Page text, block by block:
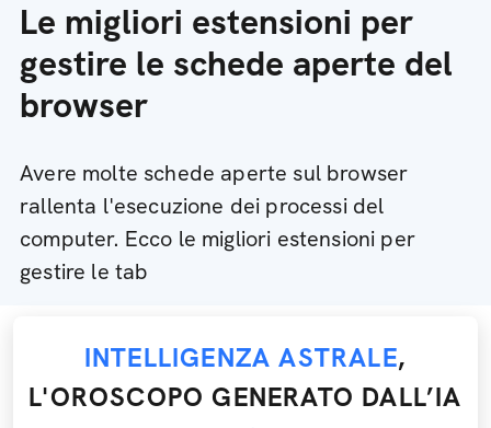
Le migliori estensioni per
gestire le schede aperte del
browser
Avere molte schede aperte sul browser
rallenta l'esecuzione dei processi del
computer. Ecco le migliori estensioni per
gestire le tab
INTELLIGENZA ASTRALE,
L'OROSCOPO GENERATO DALL’IA